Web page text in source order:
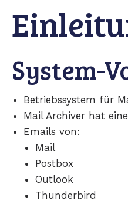
System-
Betriebssystem für
Mail Archiver hat
Emails von:
Mail
Postbox
Outlook
Thunderbird